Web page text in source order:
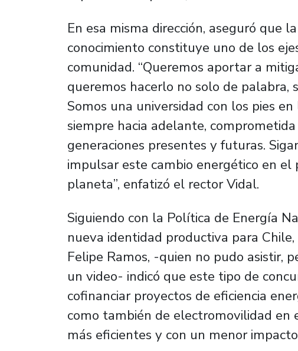
En esa misma dirección, aseguró que
conocimiento constituye uno de los
comunidad. “Queremos aportar a
queremos hacerlo no solo de palabra,
Somos una universidad con los pies
siempre hacia adelante,
generaciones presentes y futuras.
impulsar este cambio energético en
planeta”, enfatizó el rector Vidal.
Siguiendo con la Política de Energía
nueva identidad productiva para
Felipe Ramos, -quien no pudo asistir,
un video- indicó que este tipo de
cofinanciar proyectos de eficiencia
como también de electromovilidad en
más eficientes y con un menor